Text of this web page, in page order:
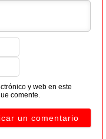
y web en este
comente.